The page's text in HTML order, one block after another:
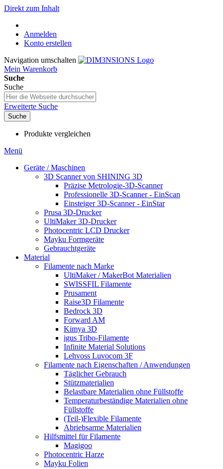
Direkt zum Inhalt
Anmelden
Konto erstellen
Navigation umschalten
Mein Warenkorb
Suche
Suche
Erweiterte Suche
Suche
Produkte vergleichen
Menü
Geräte / Maschinen
3D Scanner von SHINING 3D
Präzise Metrologie-3D-Scanner
Professionelle 3D-Scanner - EinScan
Einsteiger 3D-Scanner - EinStar
Prusa 3D-Drucker
UltiMaker 3D-Drucker
Photocentric LCD Drucker
Mayku Formgeräte
Gebrauchtgeräte
Material
Filamente nach Marke
UltiMaker / MakerBot Materialien
SWISSFIL Filamente
Prusament
Raise3D Filamente
Bedrock 3D
Forward AM
Kimya 3D
igus Tribo-Filamente
Infinite Material Solutions
Lehvoss Luvocom 3F
Filamente nach Eigenschaften / Anwendungen
Täglicher Gebrauch
Stützmaterialien
Belastbare Materialien ohne Füllstoffe
Temperaturbeständige Materialien ohne
Füllstoffe
(Teil-)Flexible Filamente
Abriebsarme Materialien
Hilfsmittel für Filamente
Magigoo
Photocentric Harze
Mayku Folien